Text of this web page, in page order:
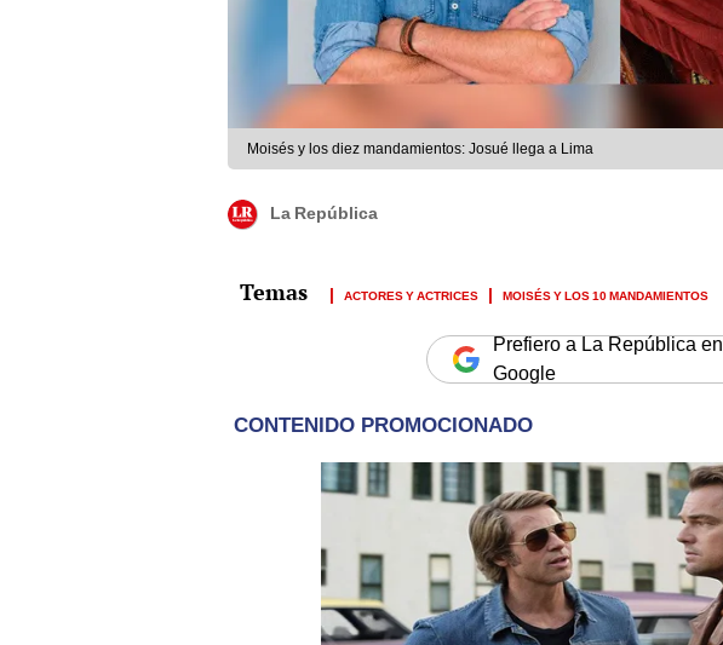
Moisés y los diez mandamientos: Josué llega a Lima
La República
ACTORES Y ACTRICES MOISÉS Y LOS 10 MANDAMIENTOS
Prefiero a La República en
Google